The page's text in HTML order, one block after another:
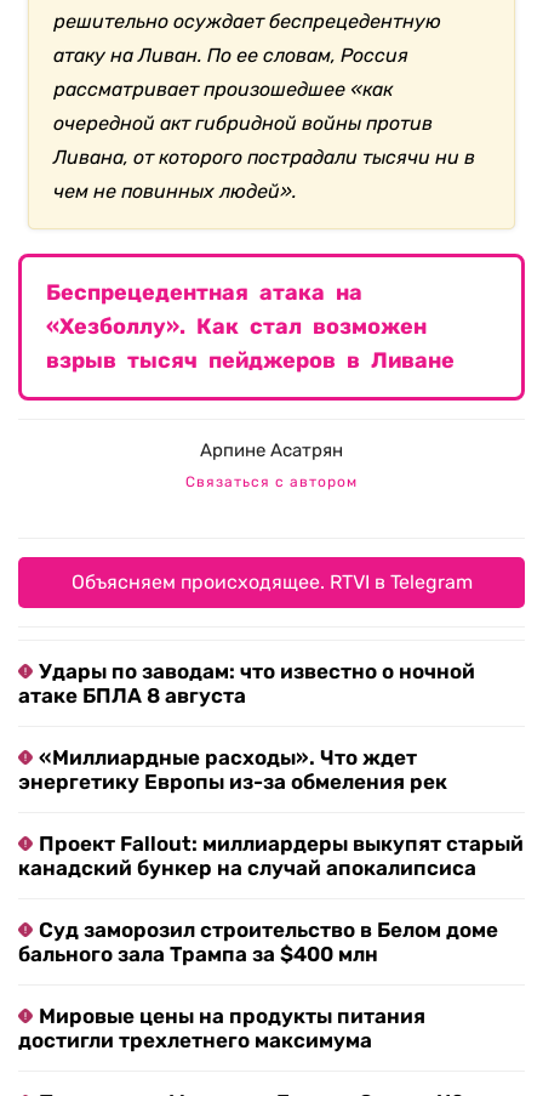
решительно осуждает беспрецедентную
атаку на Ливан. По ее словам, Россия
рассматривает произошедшее «как
очередной акт гибридной войны против
Ливана, от которого пострадали тысячи ни в
чем не повинных людей».
Беспрецедентная атака на
«Хезболлу». Как стал возможен
взрыв тысяч пейджеров в Ливане
Арпине Асатрян
Связаться с автором
Объясняем происходящее. RTVI в Telegram
Удары по заводам: что известно о ночной
атаке БПЛА 8 августа
«Миллиардные расходы». Что ждет
энергетику Европы из-за обмеления рек
Проект Fallout: миллиардеры выкупят старый
канадский бункер на случай апокалипсиса
Суд заморозил строительство в Белом доме
бального зала Трампа за $400 млн
Мировые цены на продукты питания
достигли трехлетнего максимума